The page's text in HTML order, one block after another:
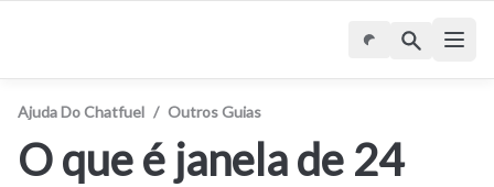
Ajuda Do Chatfuel / Outros Guias
O que é janela de 24